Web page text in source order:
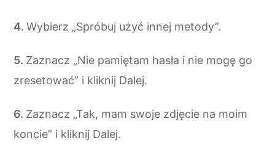
Wybierz „Spróbuj użyć innej metody”.
Zaznacz „Nie pamiętam hasła i nie mogę go
zresetować” i kliknij Dalej.
Zaznacz „Tak, mam swoje zdjęcie na moim
koncie” i kliknij Dalej.